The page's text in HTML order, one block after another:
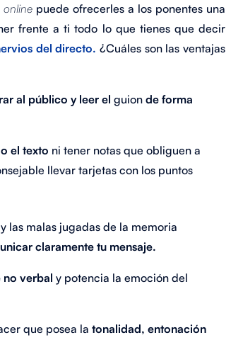
online puede ofrecerles a los ponentes una
frente a ti todo lo que tienes que decir
del directo. ¿Cuáles son las ventajas
al público y leer el guionde forma
el texto ni tener notas que obliguen a
llevar tarjetas con los puntos
las malas jugadas de la memoria
claramente tu mensaje.
no verbal y potencia la emoción del
que posea la tonalidad, entonación